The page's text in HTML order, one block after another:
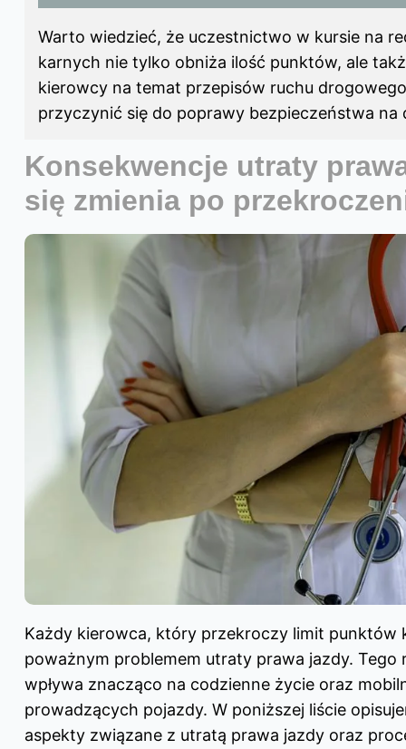
Warto wiedzieć, że uczestnictwo w kursie na
karnych nie tylko obniża ilość punktów, ale
kierowcy na temat przepisów ruchu
przyczynić się do poprawy bezpieczeństwa na
Konsekwencje utraty
się zmienia po
Każdy kierowca, który przekroczy limit punktów
poważnym problemem utraty prawa jazdy. Tego
wpływa znacząco na codzienne życie oraz
prowadzących pojazdy. W poniższej liście
aspekty związane z utratą prawa jazdy oraz